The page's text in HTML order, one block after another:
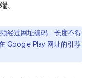
。
经过网址编码，长度不得
Google Play 网址的引荐